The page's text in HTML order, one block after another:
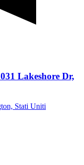
Lakeshore Dr,
Stati Uniti